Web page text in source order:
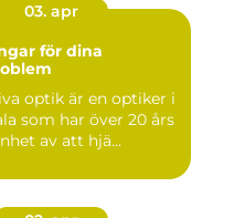
03. apr
för dina
optik är en optiker i
som har över 20 års
av att hjä...